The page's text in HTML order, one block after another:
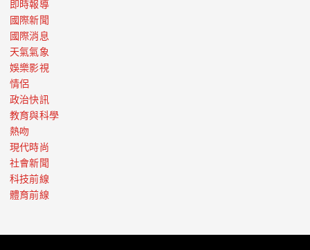
即時報導
國際新聞
國際消息
天氣氣象
娛樂影視
情侶
政治快訊
教育與科學
熱吻
現代時尚
社會新聞
科技前線
體育前線